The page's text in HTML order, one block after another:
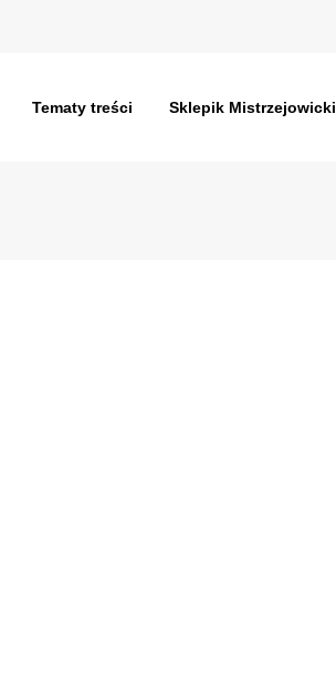
Tematy treści Sklepik Mistrzejowicki